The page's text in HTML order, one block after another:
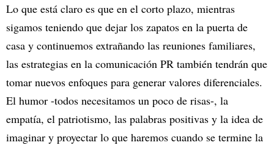
Lo que está claro es que en el corto plazo, mientras
sigamos teniendo que dejar los zapatos en la puerta de
casa y continuemos extrañando las reuniones familiares,
las estrategias en la comunicación PR también tendrán que
tomar nuevos enfoques para generar valores diferenciales.
El humor -todos necesitamos un poco de risas-, la
empatía, el patriotismo, las palabras positivas y la idea de
imaginar y proyectar lo que haremos cuando se termine la